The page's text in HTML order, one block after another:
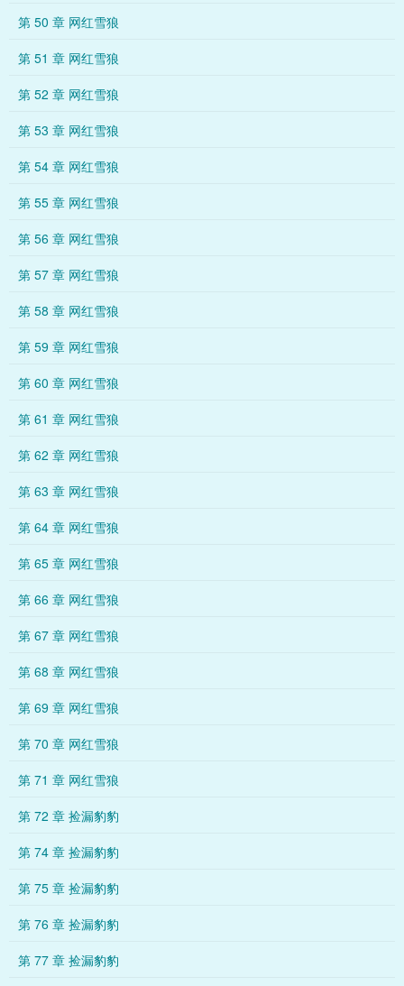
第 50 章 网红雪狼
第 51 章 网红雪狼
第 52 章 网红雪狼
第 53 章 网红雪狼
第 54 章 网红雪狼
第 55 章 网红雪狼
第 56 章 网红雪狼
第 57 章 网红雪狼
第 58 章 网红雪狼
第 59 章 网红雪狼
第 60 章 网红雪狼
第 61 章 网红雪狼
第 62 章 网红雪狼
第 63 章 网红雪狼
第 64 章 网红雪狼
第 65 章 网红雪狼
第 66 章 网红雪狼
第 67 章 网红雪狼
第 68 章 网红雪狼
第 69 章 网红雪狼
第 70 章 网红雪狼
第 71 章 网红雪狼
第 72 章 捡漏豹豹
第 74 章 捡漏豹豹
第 75 章 捡漏豹豹
第 76 章 捡漏豹豹
第 77 章 捡漏豹豹